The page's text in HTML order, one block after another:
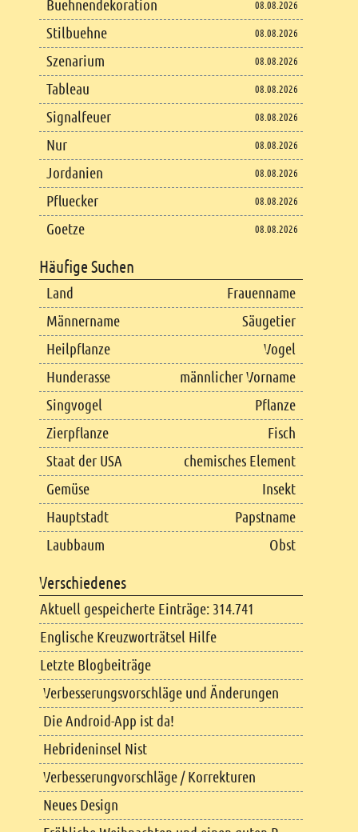
Buehnendekoration 08.08.2026
Stilbuehne 08.08.2026
Szenarium 08.08.2026
Tableau 08.08.2026
Signalfeuer 08.08.2026
Nur 08.08.2026
Jordanien 08.08.2026
Pfluecker 08.08.2026
Goetze 08.08.2026
Häufige Suchen
Land
Frauenname
Männername
Säugetier
Heilpflanze
Vogel
Hunderasse
männlicher Vorname
Singvogel
Pflanze
Zierpflanze
Fisch
Staat der USA
chemisches Element
Gemüse
Insekt
Hauptstadt
Papstname
Laubbaum
Obst
Verschiedenes
Aktuell gespeicherte Einträge: 314.741
Englische Kreuzworträtsel Hilfe
Letzte Blogbeiträge
Verbesserungsvorschläge und Änderungen
Die Android-App ist da!
Hebrideninsel Nist
Verbesserungvorschläge / Korrekturen
Neues Design